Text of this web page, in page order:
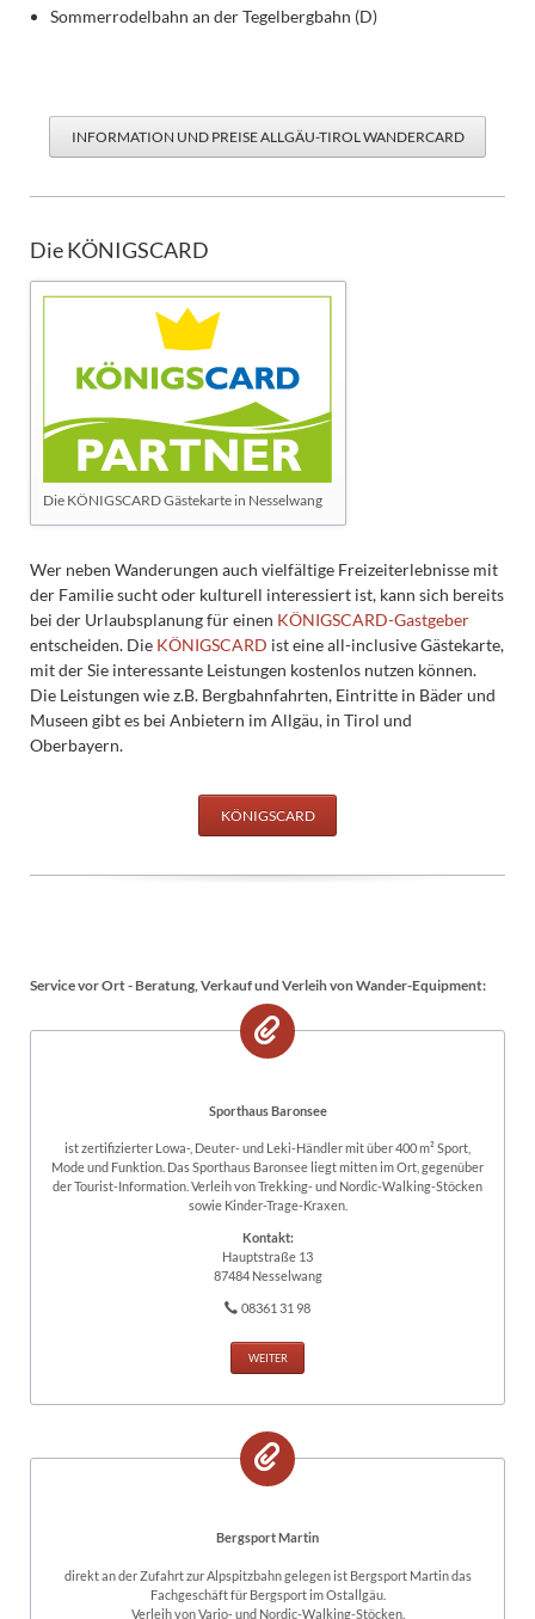
Sommerrodelbahn an der Tegelbergbahn (D)
INFORMATION UND PREISE ALLGÄU-TIROL WANDERCARD
Die KÖNIGSCARD
Die KÖNIGSCARD Gästekarte in Nesselwang
Wer neben Wanderungen auch vielfältige Freizeiterlebnisse mit
der Familie sucht oder kulturell interessiert ist, kann sich bereits
bei der Urlaubsplanung für einen KÖNIGSCARD-Gastgeber
entscheiden. Die KÖNIGSCARD ist eine all-inclusive Gästekarte,
mit der Sie interessante Leistungen kostenlos nutzen können.
Die Leistungen wie z.B. Bergbahnfahrten, Eintritte in Bäder und
Museen gibt es bei Anbietern im Allgäu, in Tirol und
Oberbayern.
KÖNIGSCARD
Service vor Ort - Beratung, Verkauf und Verleih von Wander-Equipment:
Sporthaus Baronsee
ist zertifizierter Lowa-, Deuter- und Leki-Händler mit über 400 m² Sport,
Mode und Funktion. Das Sporthaus Baronsee liegt mitten im Ort, gegenüber
der Tourist-Information. Verleih von Trekking- und Nordic-Walking-Stöcken
sowie Kinder-Trage-Kraxen.
Kontakt:
Hauptstraße 13
87484 Nesselwang
08361 31 98
WEITER
Bergsport Martin
direkt an der Zufahrt zur Alpspitzbahn gelegen ist Bergsport Martin das
Fachgeschäft für Bergsport im Ostallgäu.
Verleih von Vario- und Nordic-Walking-Stöcken.